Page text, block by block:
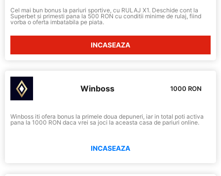
Cel mai bun bonus la pariuri sportive, cu RULAJ X1. Deschide cont la
Superbet si primesti pana la 500 RON cu conditii minime de rulaj, fiind
vorba o oferta imbatabila pe piata.
INCASEAZA
Winboss 1000 RON
Winboss iti ofera bonus la primele doua depuneri, iar in total poti activa
pana la 1000 RON daca vrei sa joci la aceasta casa de pariuri online.
INCASEAZA